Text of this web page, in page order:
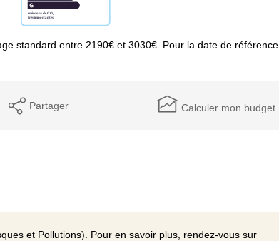
standard entre 2190€ et 3030€. Pour la date de référence
Partager Calculer mon budget
et Pollutions). Pour en savoir plus, rendez-vous sur